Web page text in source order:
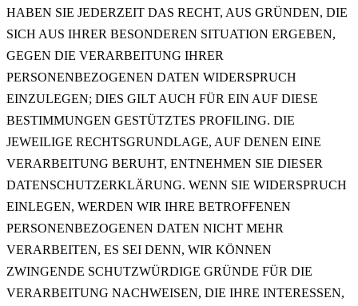
HABEN SIE JEDERZEIT DAS RECHT, AUS GRÜNDEN, DIE
SICH AUS IHRER BESONDEREN SITUATION ERGEBEN,
GEGEN DIE VERARBEITUNG IHRER
PERSONENBEZOGENEN DATEN WIDERSPRUCH
EINZULEGEN; DIES GILT AUCH FÜR EIN AUF DIESE
BESTIMMUNGEN GESTÜTZTES PROFILING. DIE
JEWEILIGE RECHTSGRUNDLAGE, AUF DENEN EINE
VERARBEITUNG BERUHT, ENTNEHMEN SIE DIESER
DATENSCHUTZERKLÄRUNG. WENN SIE WIDERSPRUCH
EINLEGEN, WERDEN WIR IHRE BETROFFENEN
PERSONENBEZOGENEN DATEN NICHT MEHR
VERARBEITEN, ES SEI DENN, WIR KÖNNEN
ZWINGENDE SCHUTZWÜRDIGE GRÜNDE FÜR DIE
VERARBEITUNG NACHWEISEN, DIE IHRE INTERESSEN,